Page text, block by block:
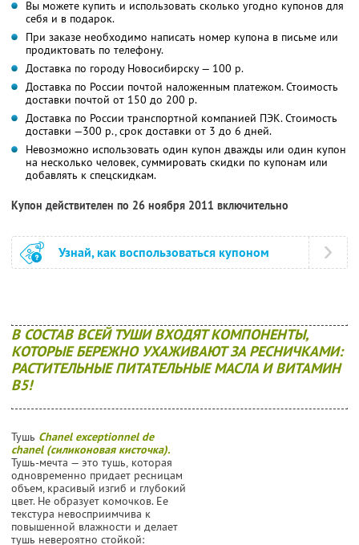
Вы можете купить и использовать сколько угодно купонов для
себя и в подарок.
При заказе необходимо написать номер купона в письме или
продиктовать по телефону.
Доставка по городу Новосибирску — 100 р.
Доставка по России почтой наложенным платежом. Стоимость
доставки почтой от 150 до 200 р.
Доставка по России транспортной компанией ПЭК. Стоимость
доставки —300 р., срок доставки от 3 до 6 дней.
Невозможно использовать один купон дважды или один купон
на несколько человек, суммировать скидки по купонам или
добавлять к спецскидкам.
Купон действителен по 26 ноября 2011 включительно
Узнай, как воспользоваться купоном
В СОСТАВ ВСЕЙ ТУШИ ВХОДЯТ КОМПОНЕНТЫ,
КОТОРЫЕ БЕРЕЖНО УХАЖИВАЮТ ЗА РЕСНИЧКАМИ:
РАСТИТЕЛЬНЫЕ ПИТАТЕЛЬНЫЕ МАСЛА И ВИТАМИН
В5!
Тушь Chanel exceptionnel de
chanel (силиконовая кисточка).
Тушь-мечта — это тушь, которая
одновременно придает ресницам
объем, красивый изгиб и глубокий
цвет. Не образует комочков. Ее
текстура невосприимчива к
повышенной влажности и делает
тушь невероятно стойкой: